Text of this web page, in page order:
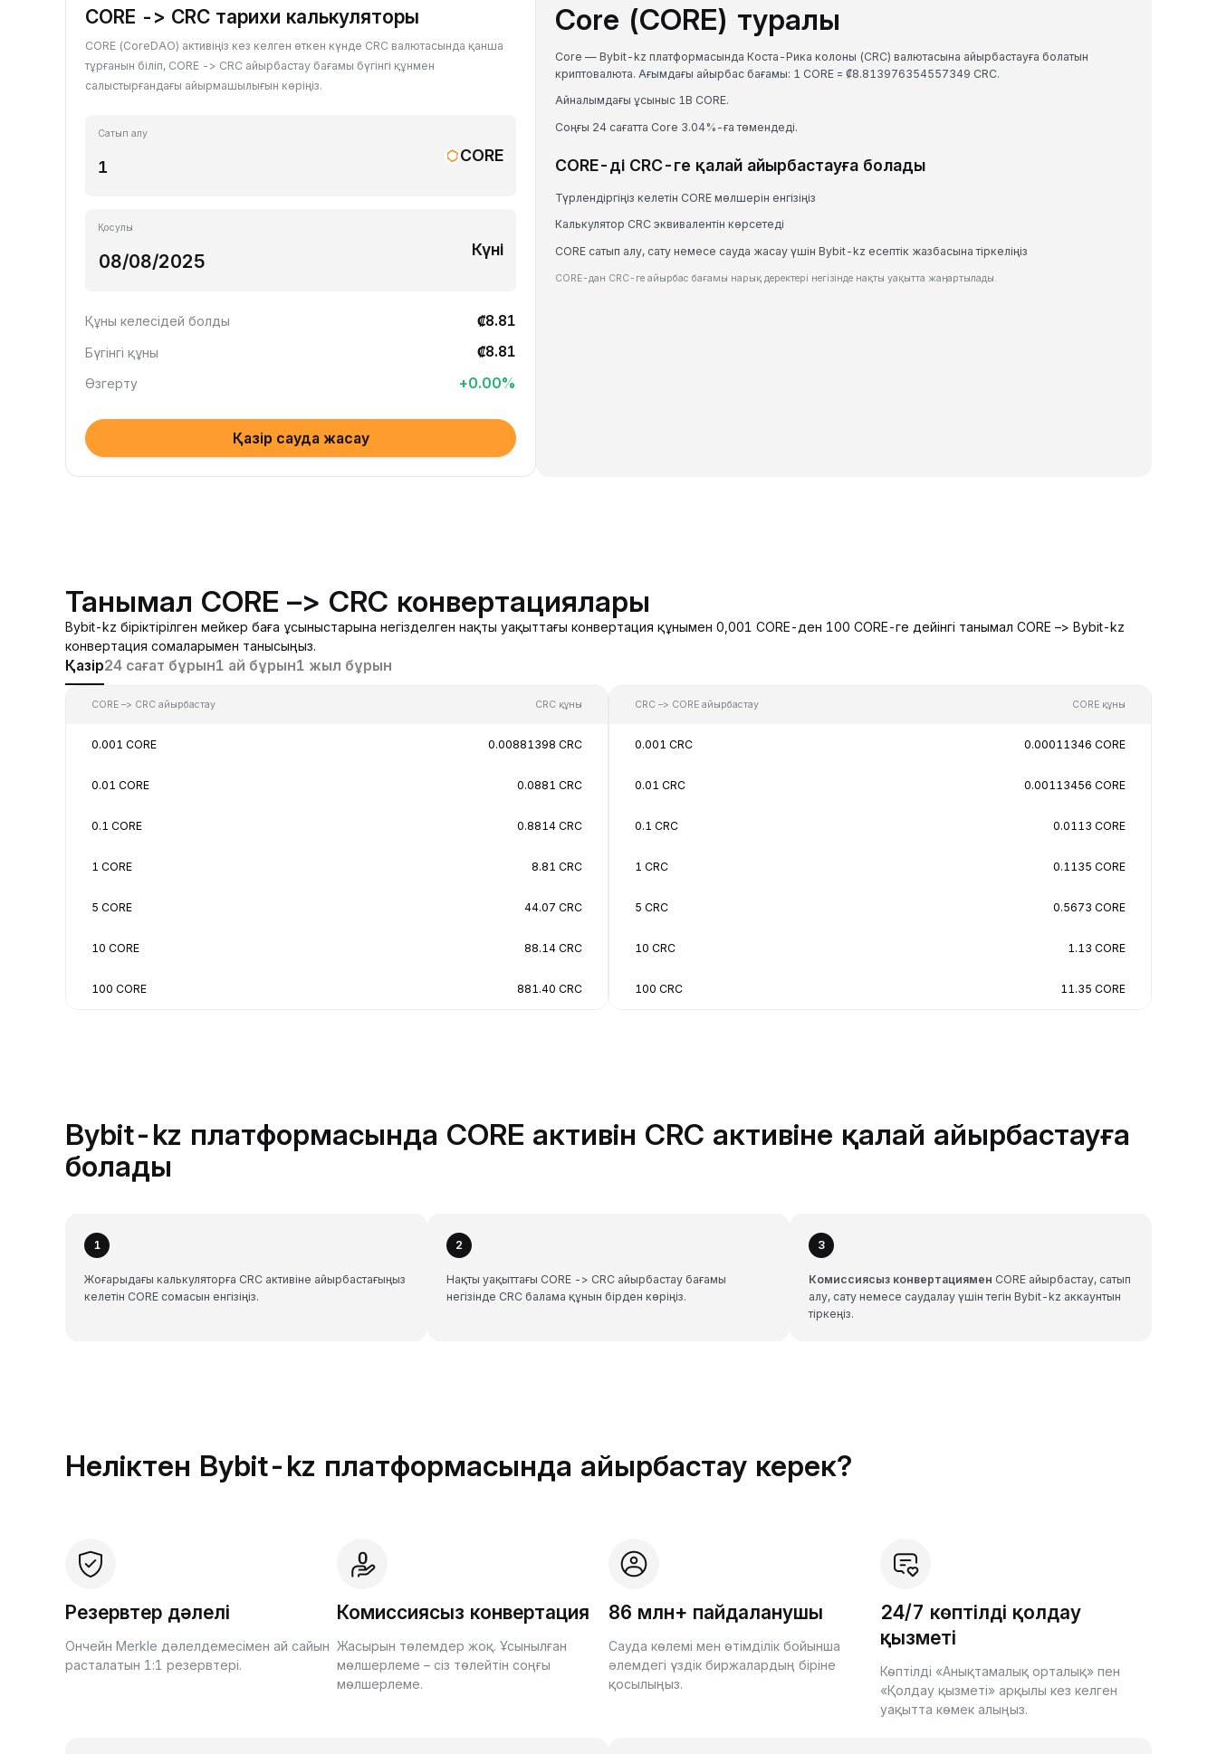
CORE -> CRC тарихи калькуляторы
CORE (CoreDAO) активіңіз кез келген өткен күнде CRC валютасында қанша
тұрғанын біліп, CORE -> CRC айырбастау бағамы бүгінгі құнмен
салыстырғандағы айырмашылығын көріңіз.
Сатып алу
CORE
Қосулы
Күні
Құны келесідей болды ₡8.81
Бүгінгі құны ₡8.81
Өзгерту +0.00%
Қазір сауда жасау
Core (CORE) туралы
Core — Bybit-kz платформасында Коста-Рика колоны (CRC) валютасына айырбастауға болатын
криптовалюта. Ағымдағы айырбас бағамы: 1 CORE = ₡8.813976354557349 CRC.
Айналымдағы ұсыныс 1B CORE.
Соңғы 24 сағатта Core 3.04%-ға төмендеді.
CORE-ді CRC-ге қалай айырбастауға болады
Түрлендіргіңіз келетін CORE мөлшерін енгізіңіз
Калькулятор CRC эквивалентін көрсетеді
CORE сатып алу, сату немесе сауда жасау үшін Bybit-kz есептік жазбасына тіркеліңіз
CORE-дан CRC-ге айырбас бағамы нарық деректері негізінде нақты уақытта жаңартылады.
Танымал CORE –> CRC конвертациялары
Bybit-kz біріктірілген мейкер баға ұсыныстарына негізделген нақты уақыттағы конвертация құнымен 0,001 CORE-ден 100 CORE-ге дейінгі танымал CORE –> Bybit-kz
конвертация сомаларымен танысыңыз.
Қазір24 сағат бұрын1 ай бұрын1 жыл бұрын
CORE –> CRC айырбастау CRC құны
0.001 CORE 0.00881398 CRC
0.01 CORE 0.0881 CRC
0.1 CORE 0.8814 CRC
1 CORE 8.81 CRC
5 CORE 44.07 CRC
10 CORE 88.14 CRC
100 CORE 881.40 CRC
CRC –> CORE айырбастау CORE құны
0.001 CRC 0.00011346 CORE
0.01 CRC 0.00113456 CORE
0.1 CRC 0.0113 CORE
1 CRC 0.1135 CORE
5 CRC 0.5673 CORE
10 CRC 1.13 CORE
100 CRC 11.35 CORE
Bybit-kz платформасында CORE активін CRC активіне қалай айырбастауға
болады
1
Жоғарыдағы калькуляторға CRC активіне айырбастағыңыз
келетін CORE сомасын енгізіңіз.
2
Нақты уақыттағы CORE -> CRC айырбастау бағамы
негізінде CRC балама құнын бірден көріңіз.
3
Комиссиясыз конвертациямен CORE айырбастау, сатып
алу, сату немесе саудалау үшін тегін Bybit-kz аккаунтын
тіркеңіз.
Неліктен Bybit-kz платформасында айырбастау керек?
Резервтер дәлелі
Ончейн Merkle дәлелдемесімен ай сайын
расталатын 1:1 резервтері.
Комиссиясыз конвертация
Жасырын төлемдер жоқ. Ұсынылған
мөлшерлеме – сіз төлейтін соңғы
мөлшерлеме.
86 млн+ пайдаланушы
Сауда көлемі мен өтімділік бойынша
әлемдегі үздік биржалардың біріне
қосылыңыз.
24/7 көптілді қолдау
қызметі
Көптілді «Анықтамалық орталық» пен
«Қолдау қызметі» арқылы кез келген
уақытта көмек алыңыз.